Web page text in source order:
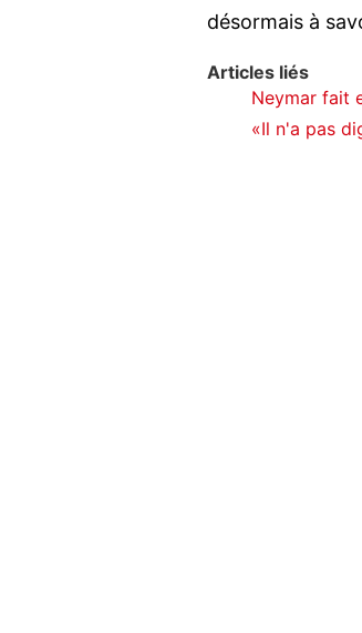
désormais à
Articles liés
Neymar fait
«Il n'a pas